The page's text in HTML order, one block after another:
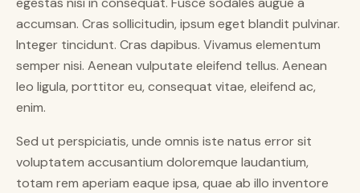
accumsan. Cras sollicitudin, ipsum eget blandit pulvinar.
Integer tincidunt. Cras dapibus. Vivamus elementum
semper nisi. Aenean vulputate eleifend tellus. Aenean
leo ligula, porttitor eu, consequat vitae, eleifend ac,
enim.
Sed ut perspiciatis, unde omnis iste natus error sit
voluptatem accusantium doloremque laudantium,
totam rem aperiam eaque ipsa, quae ab illo inventore